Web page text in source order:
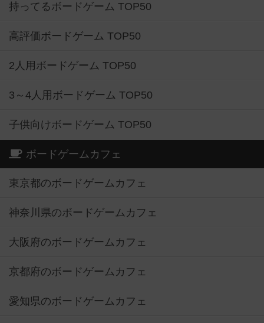
持ってるボードゲーム TOP50
高評価ボードゲーム TOP50
2人用ボードゲーム TOP50
3～4人用ボードゲーム TOP50
子供向けボードゲーム TOP50
ボードゲームカフェ
東京都のボードゲームカフェ
神奈川県のボードゲームカフェ
大阪府のボードゲームカフェ
京都府のボードゲームカフェ
愛知県のボードゲームカフェ